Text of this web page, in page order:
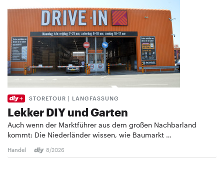
STORETOUR | LANGFASSUNG
Lekker DIY und Garten
Auch wenn der Marktführer aus dem großen Nachbarland
kommt: Die Niederländer wissen, wie Baumarkt …
Handel 8/2026